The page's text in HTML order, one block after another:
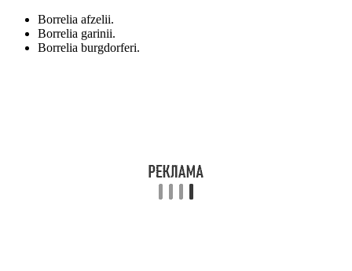
Borrelia afzelii.
Borrelia garinii.
Borrelia burgdorferi.